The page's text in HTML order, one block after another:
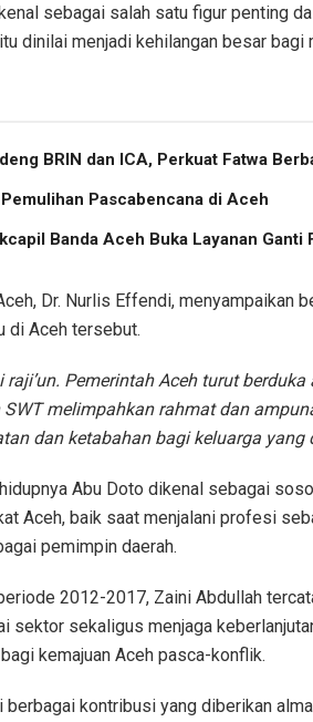
sebagai salah satu figur penting
dinilai menjadi kehilangan besar bagi
BRIN dan ICA, Perkuat Fatwa
Pascabencana di Aceh
Banda Aceh Buka Layanan Ganti
Dr. Nurlis Effendi, menyampaikan
di Aceh tersebut.
Pemerintah Aceh turut
melimpahkan rahmat dan
dan ketabahan bagi keluarga yang
Abu Doto dikenal sebagai
Aceh, baik saat menjalani profesi
pemimpin daerah.
2012-2017, Zaini Abdullah
sektor sekaligus menjaga
kemajuan Aceh pasca-konflik.
berbagai kontribusi yang diberikan